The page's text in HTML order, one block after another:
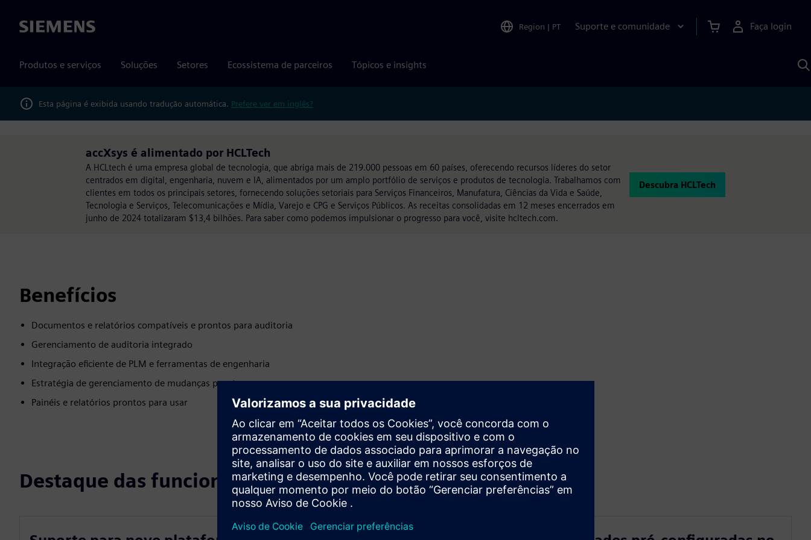
Siemens Region | PT Suporte e comunidade Faça login
Produtos e serviços Soluções Setores Ecossistema de parceiros Tópicos e insights
Esta página é exibida usando tradução automática. Prefere ver em inglês?
accXsys é alimentado por HCLTech
A HCLtech é uma empresa global de tecnologia, que abriga mais de 219.000 pessoas em 60 países, oferecendo recursos líderes do setor
centrados em digital, engenharia, nuvem e IA, alimentados por um amplo portfólio de serviços e produtos de tecnologia. Trabalhamos com
clientes em todos os principais setores, fornecendo soluções setoriais para Serviços Financeiros, Manufatura, Ciências da Vida e Saúde,
Tecnologia e Serviços, Telecomunicações e Mídia, Varejo e CPG e Serviços Públicos. As receitas consolidadas em 12 meses encerrados em
junho de 2024 totalizaram $13,4 bilhões. Para saber como podemos impulsionar o progresso para você, visite hcltech.com.
Descubra HCLTech
Benefícios
Documentos e relatórios compatíveis e prontos para auditoria
Gerenciamento de auditoria integrado
Integração eficiente de PLM e ferramentas de engenharia
Estratégia de gerenciamento de mudanças pronta para uso
Painéis e relatórios prontos para usar
Destaque das funcionalidades